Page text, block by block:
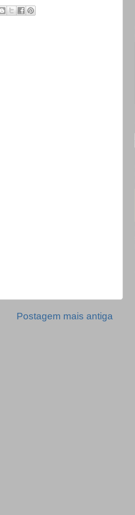
Postagem mais antiga